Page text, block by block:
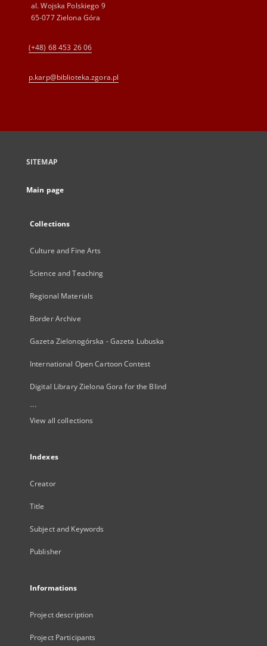
al. Wojska Polskiego 9
65-077 Zielona Góra
(+48) 68 453 26 06
p.karp@biblioteka.zgora.pl
SITEMAP
Main page
Collections
Culture and Fine Arts
Science and Teaching
Regional Materials
Border Archive
Gazeta Zielonogórska - Gazeta Lubuska
International Open Cartoon Contest
Digital Library Zielona Gora for the Blind
...
View all collections
Indexes
Creator
Title
Subject and Keywords
Publisher
Informations
Project description
Project Participants